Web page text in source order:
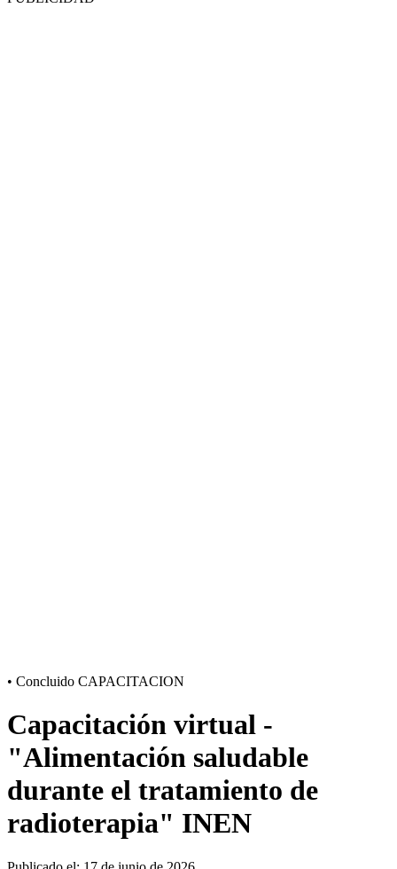
• Concluido CAPACITACION
Capacitación virtual -
"Alimentación saludable
durante el tratamiento de
radioterapia" INEN